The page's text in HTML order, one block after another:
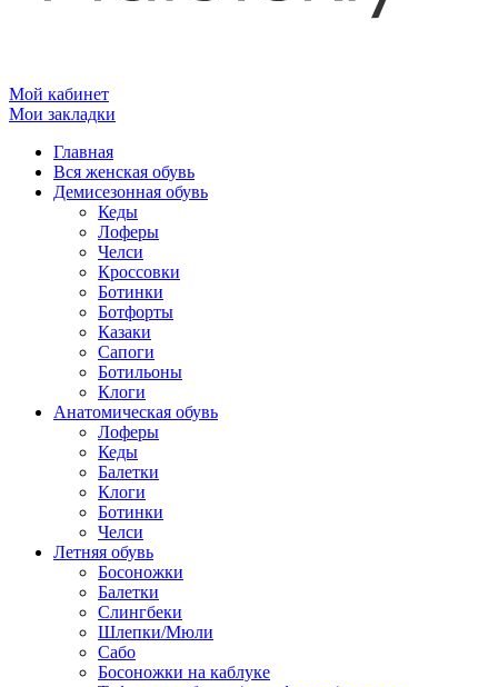
Мой кабинет
Мои закладки
Главная
Вся женская обувь
Демисезонная обувь
Кеды
Лоферы
Челси
Кроссовки
Ботинки
Ботфорты
Казаки
Сапоги
Ботильоны
Клоги
Анатомическая обувь
Лоферы
Кеды
Балетки
Клоги
Ботинки
Челси
Летняя обувь
Босоножки
Балетки
Слингбеки
Шлепки/Мюли
Сабо
Босоножки на каблуке